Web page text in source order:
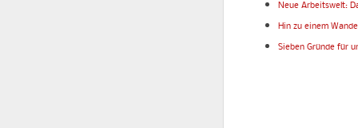
Neue Arbeitswelt:
Hin zu einem
Sieben Gründe für